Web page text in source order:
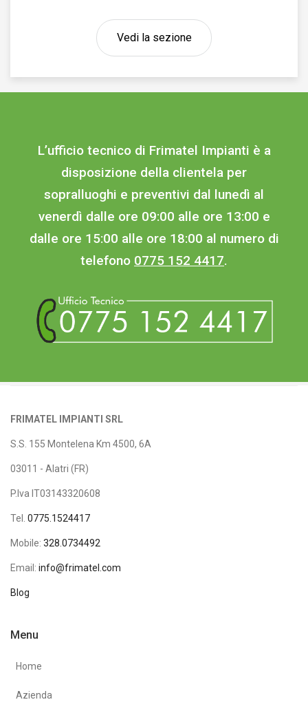
Vedi la sezione
L’ufficio tecnico di Frimatel Impianti è a
disposizione della clientela per
sopralluoghi e preventivi dal lunedì al
venerdì dalle ore 09:00 alle ore 13:00 e
dalle ore 15:00 alle ore 18:00 al numero di
telefono 0775 152 4417.
FRIMATEL IMPIANTI SRL
S.S. 155 Montelena Km 4500, 6A
03011 - Alatri (FR)
P.Iva IT03143320608
Tel. 0775.1524417
Mobile: 328.0734492
Email: info@frimatel.com
Blog
Menu
Home
Azienda